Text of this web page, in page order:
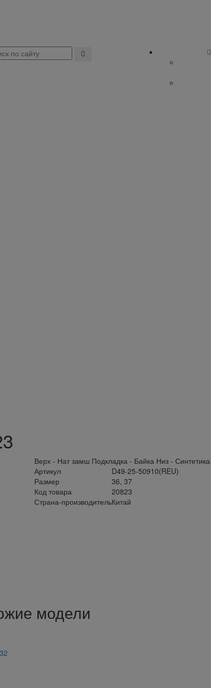
Верх - Нат замш Подкладка - Байка Низ - Синтетика
Артикул
D49-25-50910(REU)
Размер
36, 37
Код товара
20823
Страна-производительКитай
модели